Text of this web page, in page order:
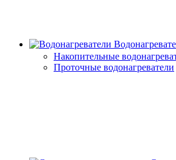
Накопительные
Проточные водонагреватели